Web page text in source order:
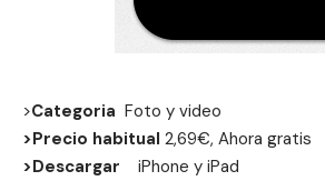
>Categoria Foto y video
>Precio habitual 2,69€, Ahora gratis
>Descargar iPhone y iPad